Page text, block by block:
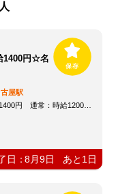
1400円☆名
屋駅
：時給1200円～＋交通費全額支給
日：8月9日 あと 1 日